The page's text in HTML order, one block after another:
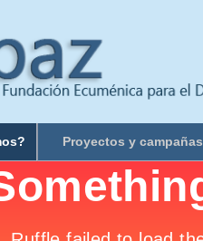
Proyectos y campañas